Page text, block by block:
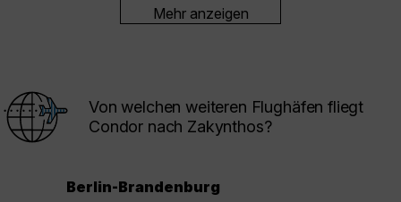
Mehr anzeigen
Von welchen weiteren Flughäfen fliegt
Condor nach Zakynthos?
Berlin-Brandenburg